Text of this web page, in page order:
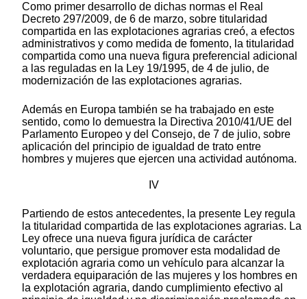
Como primer desarrollo de dichas normas el Real
Decreto 297/2009, de 6 de marzo, sobre titularidad
compartida en las explotaciones agrarias creó, a efectos
administrativos y como medida de fomento, la titularidad
compartida como una nueva figura preferencial adicional
a las reguladas en la Ley 19/1995, de 4 de julio, de
modernización de las explotaciones agrarias.
Además en Europa también se ha trabajado en este
sentido, como lo demuestra la Directiva 2010/41/UE del
Parlamento Europeo y del Consejo, de 7 de julio, sobre
aplicación del principio de igualdad de trato entre
hombres y mujeres que ejercen una actividad autónoma.
IV
Partiendo de estos antecedentes, la presente Ley regula
la titularidad compartida de las explotaciones agrarias. La
Ley ofrece una nueva figura jurídica de carácter
voluntario, que persigue promover esta modalidad de
explotación agraria como un vehículo para alcanzar la
verdadera equiparación de las mujeres y los hombres en
la explotación agraria, dando cumplimiento efectivo al